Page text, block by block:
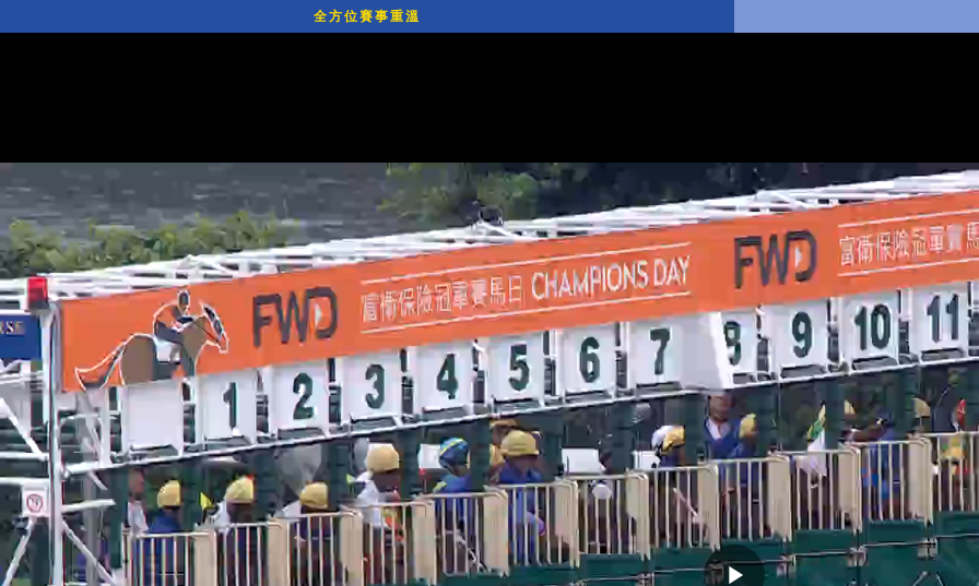
全方位賽事重溫